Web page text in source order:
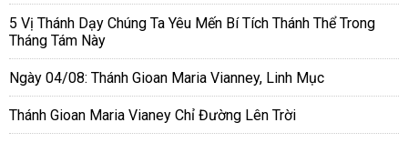
5 Vị Thánh Dạy Chúng Ta Yêu Mến Bí Tích Thánh Thể Trong
Tháng Tám Này
Ngày 04/08: Thánh Gioan Maria Vianney, Linh Mục
Thánh Gioan Maria Vianey Chỉ Đường Lên Trời